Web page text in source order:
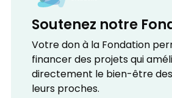
Soutenez notre
Votre don à la Fondation
financer des projets qui
directement le bien-être
leurs proches.